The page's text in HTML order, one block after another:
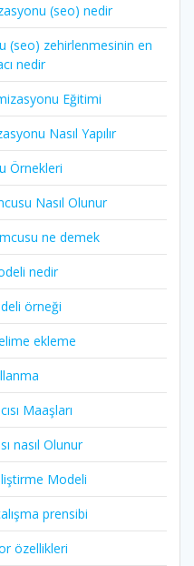
(seo) nedir
zehirlenmesinin en
nedir
Eğitimi
Nasıl Yapılır
Örnekleri
Nasıl Olunur
ne demek
nedir
örneği
ekleme
Maaşları
nasıl Olunur
Modeli
prensibi
özellikleri